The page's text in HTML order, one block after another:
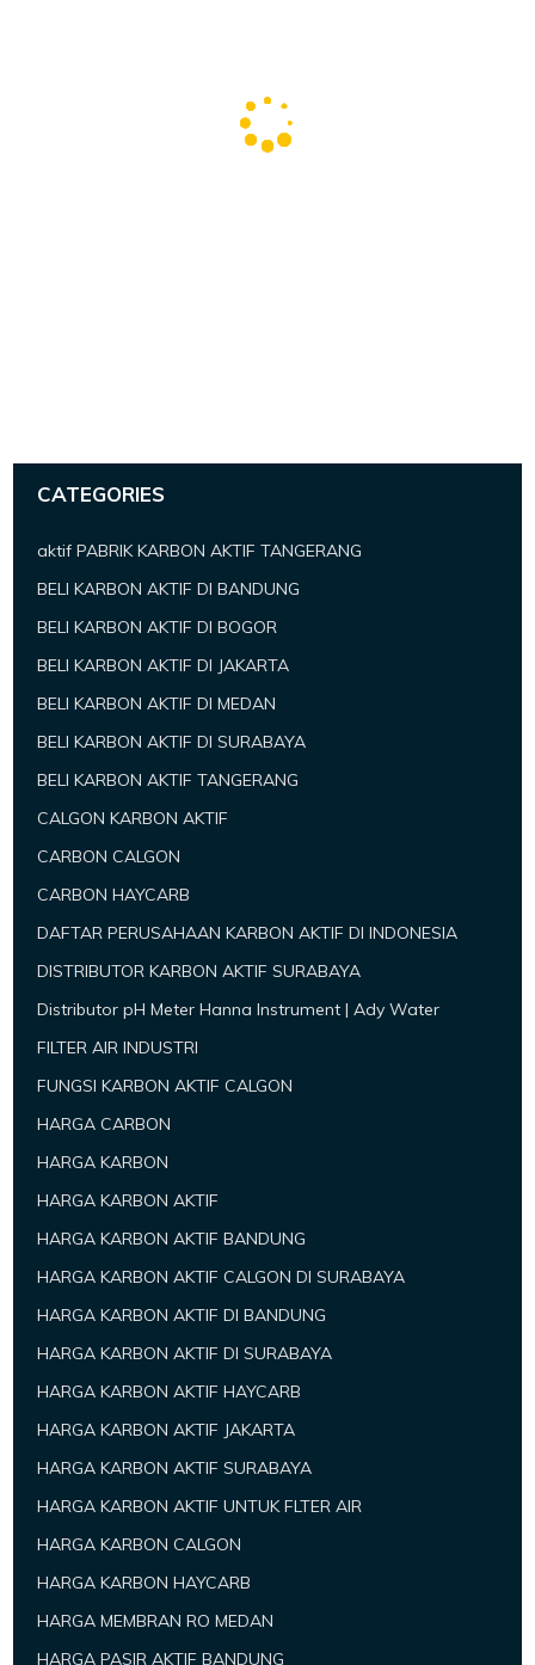
CATEGORIES
aktif PABRIK KARBON AKTIF TANGERANG
BELI KARBON AKTIF DI BANDUNG
BELI KARBON AKTIF DI BOGOR
BELI KARBON AKTIF DI JAKARTA
BELI KARBON AKTIF DI MEDAN
BELI KARBON AKTIF DI SURABAYA
BELI KARBON AKTIF TANGERANG
CALGON KARBON AKTIF
CARBON CALGON
CARBON HAYCARB
DAFTAR PERUSAHAAN KARBON AKTIF DI INDONESIA
DISTRIBUTOR KARBON AKTIF SURABAYA
Distributor pH Meter Hanna Instrument | Ady Water
FILTER AIR INDUSTRI
FUNGSI KARBON AKTIF CALGON
HARGA CARBON
HARGA KARBON
HARGA KARBON AKTIF
HARGA KARBON AKTIF BANDUNG
HARGA KARBON AKTIF CALGON DI SURABAYA
HARGA KARBON AKTIF DI BANDUNG
HARGA KARBON AKTIF DI SURABAYA
HARGA KARBON AKTIF HAYCARB
HARGA KARBON AKTIF JAKARTA
HARGA KARBON AKTIF SURABAYA
HARGA KARBON AKTIF UNTUK FLTER AIR
HARGA KARBON CALGON
HARGA KARBON HAYCARB
HARGA MEMBRAN RO MEDAN
HARGA PASIR AKTIF BANDUNG